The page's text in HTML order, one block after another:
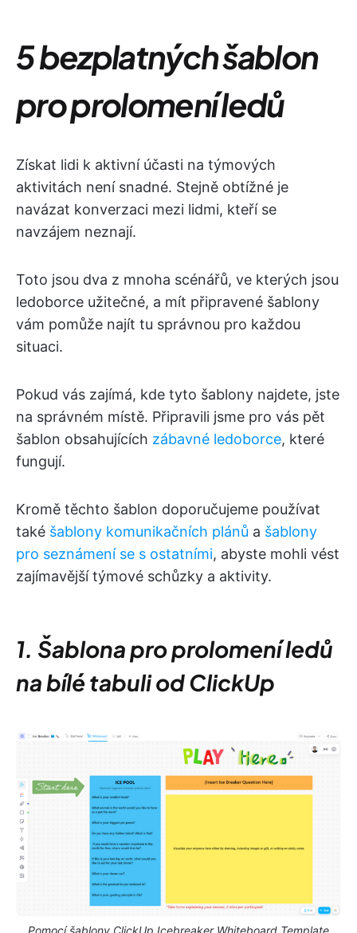
5 bezplatných šablon
pro prolomení ledů
Získat lidi k aktivní účasti na týmových
aktivitách není snadné. Stejně obtížné je
navázat konverzaci mezi lidmi, kteří se
navzájem neznají.
Toto jsou dva z mnoha scénářů, ve kterých jsou
ledoborce užitečné, a mít připravené šablony
vám pomůže najít tu správnou pro každou
situaci.
Pokud vás zajímá, kde tyto šablony najdete, jste
na správném místě. Připravili jsme pro vás pět
šablon obsahujících zábavné ledoborce, které
fungují.
Kromě těchto šablon doporučujeme používat
také šablony komunikačních plánů a šablony
pro seznámení se s ostatními, abyste mohli vést
zajímavější týmové schůzky a aktivity.
1. Šablona pro prolomení ledů
na bílé tabuli od ClickUp
Pomocí šablony ClickUp Icebreaker Whiteboard Template